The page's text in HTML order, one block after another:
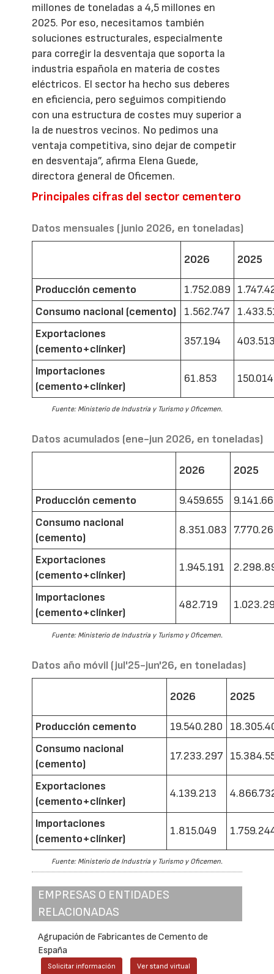
millones de toneladas a 4,5 millones en
2025. Por eso, necesitamos también
soluciones estructurales, especialmente
para corregir la desventaja que soporta la
industria española en materia de costes
eléctricos. El sector ha hecho sus deberes
en eficiencia, pero seguimos compitiendo
con una estructura de costes muy superior a
la de nuestros vecinos. No pedimos una
ventaja competitiva, sino dejar de competir
en desventaja”, afirma Elena Guede,
directora general de Oficemen.
Principales cifras del sector cementero
Datos mensuales (junio 2026, en toneladas)
2026 2025
Producción cemento 1.752.089
Consumo nacional (cemento)
1.562.747
Exportaciones
(cemento+clínker)
357.194
Importaciones
(cemento+clínker)
61.853 150.014
Fuente: Ministerio de Industria y Turismo y Oficemen.
Datos acumulados (ene-jun 2026, en toneladas)
2026 2025
Producción cemento 9.459.655
Consumo nacional
(cemento)
8.351.083
Exportaciones
(cemento+clínker)
1.945.191
Importaciones
(cemento+clínker)
482.719
Fuente: Ministerio de Industria y Turismo y Oficemen.
Datos año móvil (jul'25-jun'26, en toneladas)
2026 2025
Producción cemento 19.540.280
Consumo nacional
(cemento)
17.233.297
Exportaciones
(cemento+clínker)
4.139.213
Importaciones
(cemento+clínker)
1.815.049
Fuente: Ministerio de Industria y Turismo y Oficemen.
EMPRESAS O ENTIDADES
RELACIONADAS
Agrupación de Fabricantes de Cemento de
España
Solicitar información Ver stand virtual